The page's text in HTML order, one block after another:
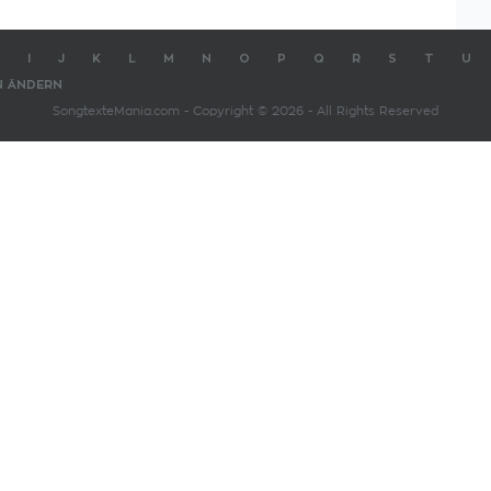
J K M N O P Q R S T U
ÄNDERN
SongtexteMania.com - Copyright © 2026 - All Rights Reserved